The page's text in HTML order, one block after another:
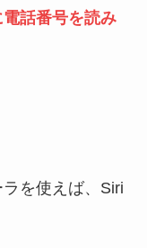
話番号を読み
を使えば、Siri